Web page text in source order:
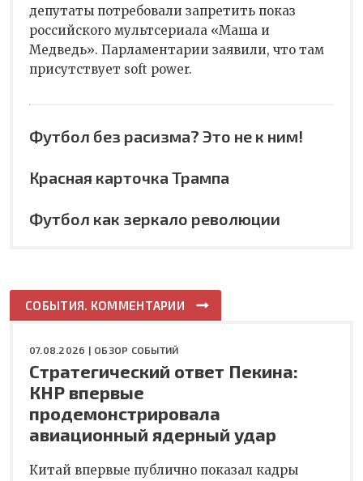
депутаты потребовали запретить показ
российского мультсериала «Маша и
Медведь». Парламентарии заявили, что там
присутствует soft power.
Футбол без расизма? Это не к ним!
Красная карточка Трампа
Футбол как зеркало революции
СОБЫТИЯ. КОММЕНТАРИИ
07.08.2026 | ОБЗОР СОБЫТИЙ
Стратегический ответ Пекина:
КНР впервые
продемонстрировала
авиационный ядерный удар
Китай впервые публично показал кадры